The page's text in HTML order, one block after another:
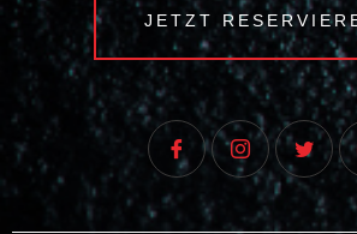
JETZT